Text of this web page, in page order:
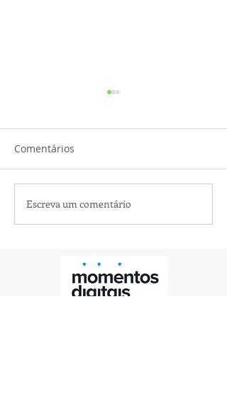
A alegria descontraída!
Comentários
Escreva um comentário